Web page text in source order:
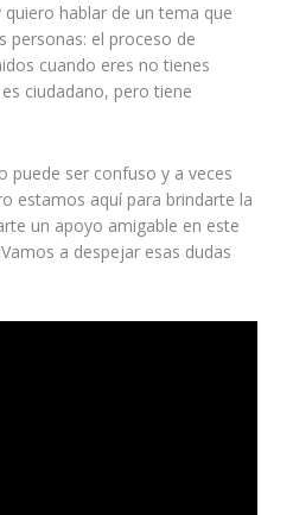
hablar de un tema que
personas: el proceso de
cuando eres no tienes
ciudadano, pero tiene
puede ser confuso y a veces
estamos aquí para brindarte la
un apoyo amigable en este
a despejar esas dudas